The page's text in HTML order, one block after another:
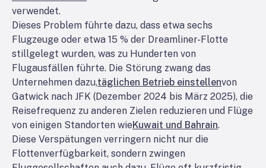
verwendet.
Dieses Problem führte dazu, dass etwa sechs
Flugzeuge oder etwa 15 % der Dreamliner-Flotte
stillgelegt wurden, was zu Hunderten von
Flugausfällen führte. Die Störung zwang das
Unternehmen dazu,täglichen Betrieb einstellenvon
Gatwick nach JFK (Dezember 2024 bis März 2025), die
Reisefrequenz zu anderen Zielen reduzieren und Flüge
von einigen Standorten wieKuwait und Bahrain.
Diese Verspätungen verringern nicht nur die
Flottenverfügbarkeit, sondern zwingen